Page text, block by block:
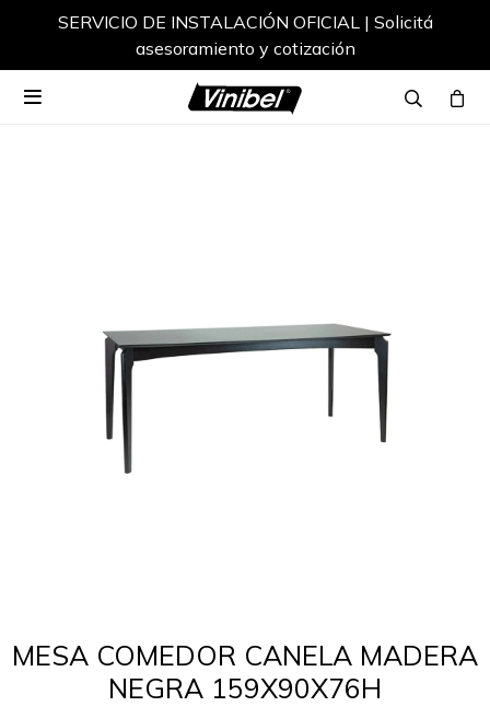
SERVICIO DE INSTALACIÓN OFICIAL | Solicitá
asesoramiento y cotización

MESA COMEDOR CANELA MADERA
NEGRA 159X90X76H